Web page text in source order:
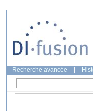
Recherche avancée